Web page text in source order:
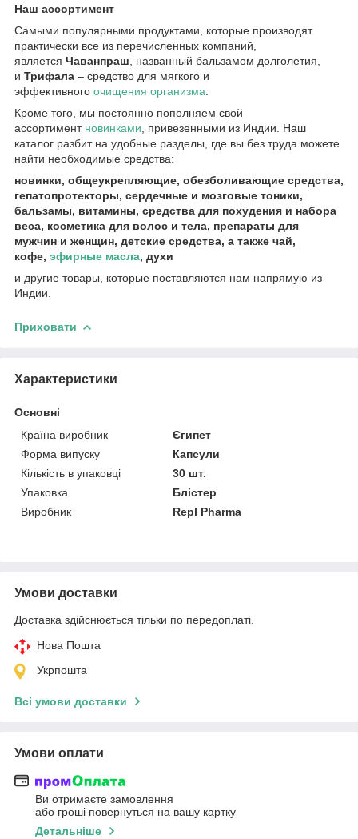
Наш ассортимент
Самыми популярными продуктами, которые производят
практически все из перечисленных компаний,
является Чаванпраш , названный бальзамом долголетия,
и Трифала – средство для мягкого и
эффективного очищения организма
Кроме того, мы постоянно пополняем свой
ассортимент новинками , привезенными из Индии. Наш
каталог разбит на удобные разделы, где вы без труда можете
найти необходимые средства:
новинки, общеукрепляющие, обезболивающие средства,
гепатопротекторы, сердечные и мозговые тоники,
бальзамы, витамины, средства для похудения и набора
веса, косметика для волос и тела, препараты для
мужчин и женщин, детские средства, а также чай,
кофе, эфирные масла, духи
и другие товары, которые поставляются нам напрямую из
Индии.
Приховати
Характеристики
Основні
Країна виробник
Єгипет
Форма випуску
Капсули
Кількість в упаковці
30 шт.
Упаковка
Блістер
Виробник
Repl Pharma
Умови доставки
Доставка здійснюється тільки по передоплаті.
Нова Пошта
Укрпошта
Всі умови доставки
Умови оплати
Ви отримаєте замовлення
або гроші повернуться на вашу картку
Детальніше